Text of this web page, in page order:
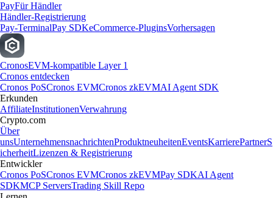
PayFür Händler
Händler-Registrierung
Pay-TerminalPay SDKeCommerce-PluginsVorhersagen
CronosEVM-kompatible Layer 1
Cronos entdecken
Cronos PoSCronos EVMCronos zkEVMAI Agent SDK
Erkunden
AffiliateInstitutionenVerwahrung
Crypto.com
Über
unsUnternehmensnachrichtenProduktneuheitenEventsKarrierePartnerS
icherheitLizenzen & Registrierung
Entwickler
Cronos PoSCronos EVMCronos zkEVMPay SDKAI Agent
SDKMCP ServersTrading Skill Repo